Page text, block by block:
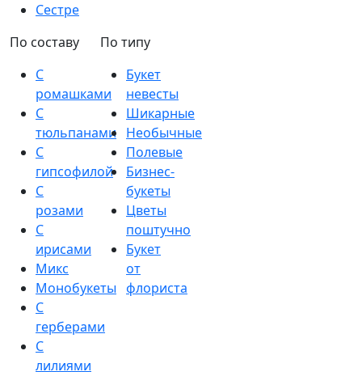
Сестре
По составу
С
ромашками
С
тюльпанами
С
гипсофилой
С
розами
С
ирисами
Микс
Монобукеты
С
герберами
С
лилиями
По типу
Букет
невесты
Шикарные
Необычные
Полевые
Бизнес-
букеты
Цветы
поштучно
Букет
от
флориста